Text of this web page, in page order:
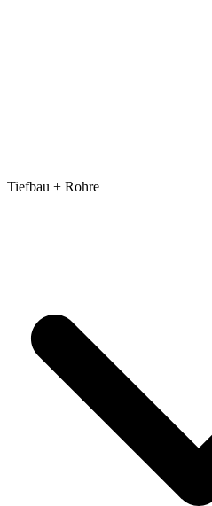
Tiefbau + Rohre